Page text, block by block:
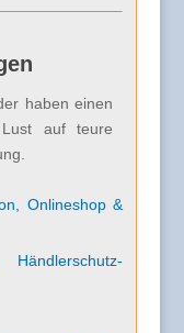
haben einen
auf teure
Onlineshop &